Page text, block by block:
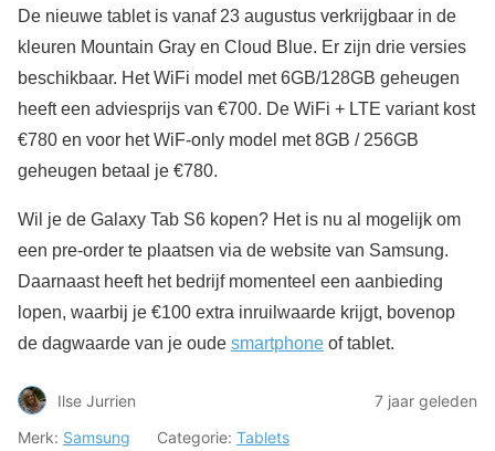
De nieuwe tablet is vanaf 23 augustus verkrijgbaar in de
kleuren Mountain Gray en Cloud Blue. Er zijn drie versies
beschikbaar. Het WiFi model met 6GB/128GB geheugen
heeft een adviesprijs van €700. De WiFi + LTE variant kost
€780 en voor het WiF-only model met 8GB / 256GB
geheugen betaal je €780.
Wil je de Galaxy Tab S6 kopen? Het is nu al mogelijk om
een pre-order te plaatsen via de website van Samsung.
Daarnaast heeft het bedrijf momenteel een aanbieding
lopen, waarbij je €100 extra inruilwaarde krijgt, bovenop
de dagwaarde van je oude smartphone of tablet.
Ilse Jurrien
7 jaar geleden
Merk: Samsung Categorie: Tablets